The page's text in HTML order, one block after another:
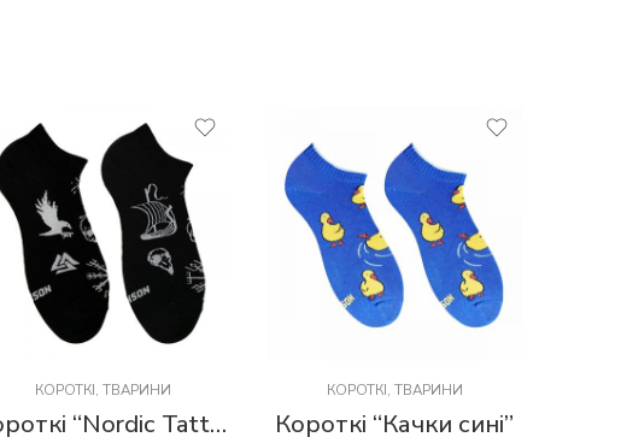
КОРОТКІ, ТВАРИНИ
Короткі “Nordic Tattoo Black”
КОРОТКІ, ТВАРИНИ
Короткі “Качки сині”